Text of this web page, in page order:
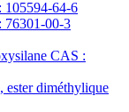
105594-64-6
76301-00-3
CAS :
diméthylique